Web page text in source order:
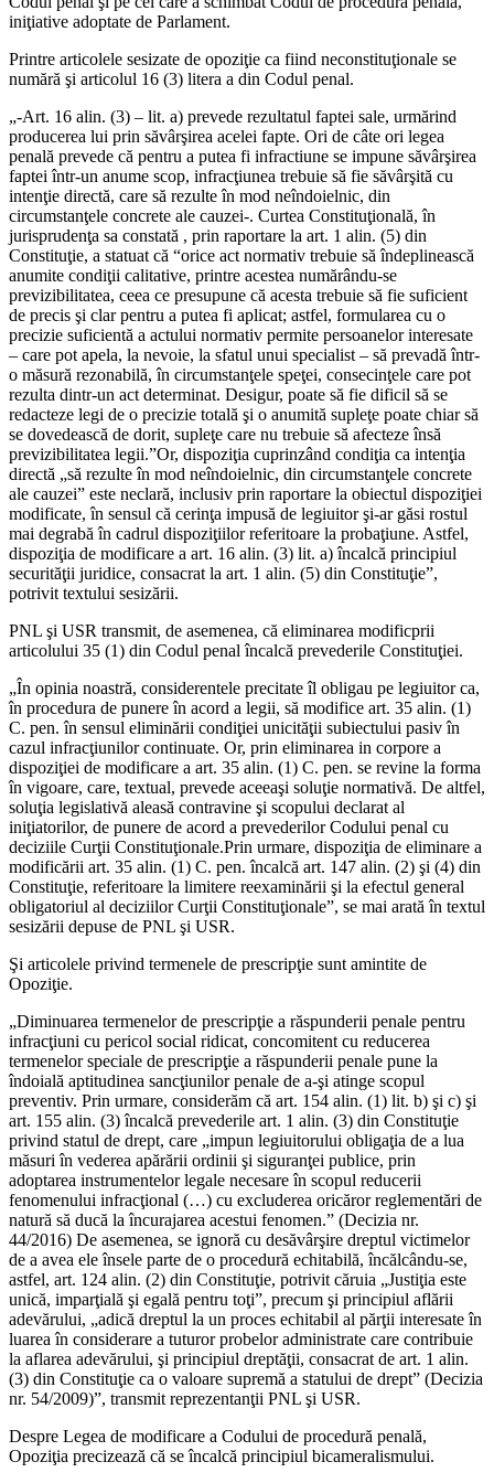
iniţiative adoptate de Parlament.
Printre articolele sesizate de opoziţie ca fiind neconstituţionale se
numără şi articolul 16 (3) litera a din Codul penal.
„-Art. 16 alin. (3) – lit. a) prevede rezultatul faptei sale, urmărind
producerea lui prin săvârşirea acelei fapte. Ori de câte ori legea
penală prevede că pentru a putea fi infractiune se impune săvârşirea
faptei într-un anume scop, infracţiunea trebuie să fie săvârşită cu
intenţie directă, care să rezulte în mod neîndoielnic, din
circumstanţele concrete ale cauzei-. Curtea Constituţională, în
jurisprudenţa sa constată , prin raportare la art. 1 alin. (5) din
Constituţie, a statuat că “orice act normativ trebuie să îndeplinească
anumite condiţii calitative, printre acestea numărându-se
previzibilitatea, ceea ce presupune că acesta trebuie să fie suficient
de precis şi clar pentru a putea fi aplicat; astfel, formularea cu o
precizie suficientă a actului normativ permite persoanelor interesate
– care pot apela, la nevoie, la sfatul unui specialist – să prevadă într-
o măsură rezonabilă, în circumstanţele speţei, consecinţele care pot
rezulta dintr-un act determinat. Desigur, poate să fie dificil să se
redacteze legi de o precizie totală şi o anumită supleţe poate chiar să
se dovedească de dorit, supleţe care nu trebuie să afecteze însă
previzibilitatea legii.”Or, dispoziţia cuprinzând condiţia ca intenţia
directă „să rezulte în mod neîndoielnic, din circumstanţele concrete
ale cauzei” este neclară, inclusiv prin raportare la obiectul dispoziţiei
modificate, în sensul că cerinţa impusă de legiuitor şi-ar găsi rostul
mai degrabă în cadrul dispoziţiilor referitoare la probaţiune. Astfel,
dispoziţia de modificare a art. 16 alin. (3) lit. a) încalcă principiul
securităţii juridice, consacrat la art. 1 alin. (5) din Constituţie”,
potrivit textului sesizării.
PNL şi USR transmit, de asemenea, că eliminarea modificprii
articolului 35 (1) din Codul penal încalcă prevederile Constituţiei.
„În opinia noastră, considerentele precitate îl obligau pe legiuitor ca,
în procedura de punere în acord a legii, să modifice art. 35 alin. (1)
C. pen. în sensul eliminării condiţiei unicităţii subiectului pasiv în
cazul infracţiunilor continuate. Or, prin eliminarea in corpore a
dispoziţiei de modificare a art. 35 alin. (1) C. pen. se revine la forma
în vigoare, care, textual, prevede aceeaşi soluţie normativă. De altfel,
soluţia legislativă aleasă contravine şi scopului declarat al
iniţiatorilor, de punere de acord a prevederilor Codului penal cu
deciziile Curţii Constituţionale.Prin urmare, dispoziţia de eliminare a
modificării art. 35 alin. (1) C. pen. încalcă art. 147 alin. (2) şi (4) din
Constituţie, referitoare la limitere reexaminării şi la efectul general
obligatoriul al deciziilor Curţii Constituţionale”, se mai arată în textul
sesizării depuse de PNL şi USR.
Şi articolele privind termenele de prescripţie sunt amintite de
Opoziţie.
„Diminuarea termenelor de prescripţie a răspunderii penale pentru
infracţiuni cu pericol social ridicat, concomitent cu reducerea
termenelor speciale de prescripţie a răspunderii penale pune la
îndoială aptitudinea sancţiunilor penale de a-şi atinge scopul
preventiv. Prin urmare, considerăm că art. 154 alin. (1) lit. b) şi c) şi
art. 155 alin. (3) încalcă prevederile art. 1 alin. (3) din Constituţie
privind statul de drept, care „impun legiuitorului obligaţia de a lua
măsuri în vederea apărării ordinii şi siguranţei publice, prin
adoptarea instrumentelor legale necesare în scopul reducerii
fenomenului infracţional (…) cu excluderea oricăror reglementări de
natură să ducă la încurajarea acestui fenomen.” (Decizia nr.
44/2016) De asemenea, se ignoră cu desăvârşire dreptul victimelor
de a avea ele însele parte de o procedură echitabilă, încălcându-se,
astfel, art. 124 alin. (2) din Constituţie, potrivit căruia „Justiţia este
unică, imparţială şi egală pentru toţi”, precum şi principiul aflării
adevărului, „adică dreptul la un proces echitabil al părţii interesate în
luarea în considerare a tuturor probelor administrate care contribuie
la aflarea adevărului, şi principiul dreptăţii, consacrat de art. 1 alin.
(3) din Constituţie ca o valoare supremă a statului de drept” (Decizia
nr. 54/2009)”, transmit reprezentanţii PNL şi USR.
Despre Legea de modificare a Codului de procedură penală,
Opoziţia precizează că se încalcă principiul bicameralismului.